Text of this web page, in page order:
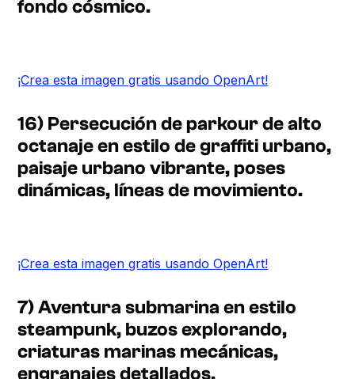
fondo cósmico.
¡Crea esta imagen gratis usando OpenArt!
16) Persecución de parkour de alto
octanaje en estilo de graffiti urbano,
paisaje urbano vibrante, poses
dinámicas, líneas de movimiento.
¡Crea esta imagen gratis usando OpenArt!
7) Aventura submarina en estilo
steampunk, buzos explorando,
criaturas marinas mecánicas,
engranajes detallados.